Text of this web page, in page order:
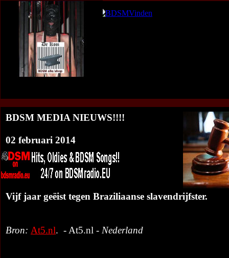
BDSM MEDIA NIEUWS!!!!
02 februari 2014
Vijf jaar geëist tegen Braziliaanse slavendrijfster.
Bron: At5.nl. - At5.nl - Nederland